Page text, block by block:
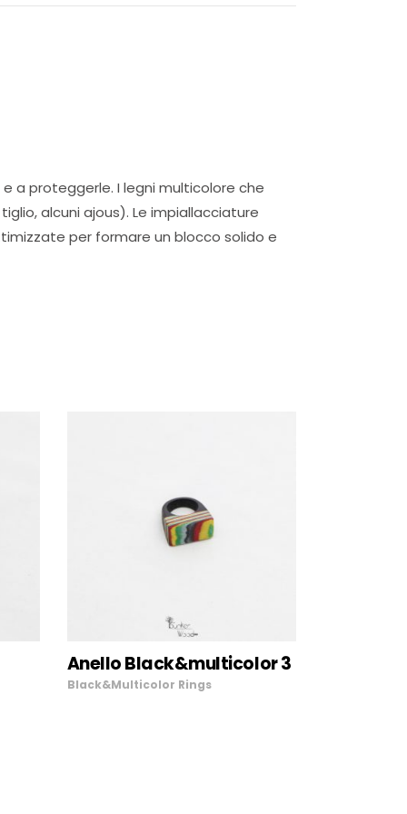
a proteggerle. I legni multicolore che
alcuni ajous). Le impiallacciature
per formare un blocco solido e
AGGIUNGI AL
CARRELLO
Anello Black&multicolor 3
Black&Multicolor Rings